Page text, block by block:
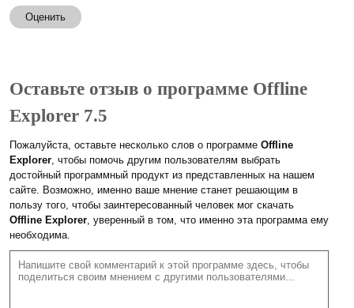
Оценить
Оставьте отзыв о программе Offline
Explorer 7.5
Пожалуйста, оставьте несколько слов о программе Offline
Explorer, чтобы помочь другим пользователям выбрать
достойный программный продукт из представленных на нашем
сайте. Возможно, именно ваше мнение станет решающим в
пользу того, чтобы заинтересованный человек мог скачать
Offline Explorer, уверенный в том, что именно эта программа ему
необходима.